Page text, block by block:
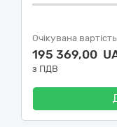
Очікувана вартість
195 369,00
з ПДВ